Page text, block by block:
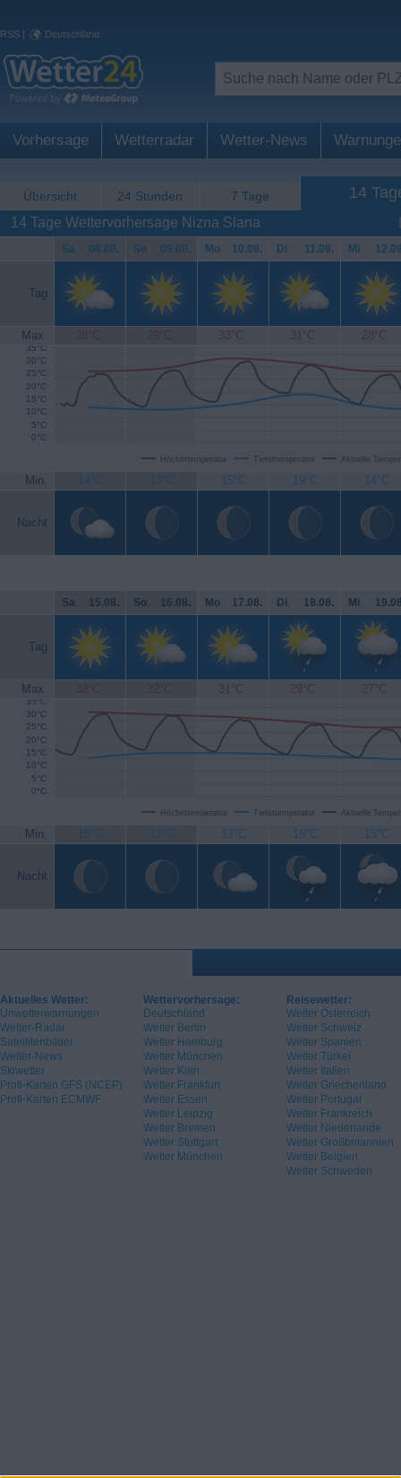
RSS | Deutschland
Vorhersage Wetterradar Wetter-News
Übersicht 24 Stunden 7 Tage 14
14 Tage Wettervorhersage Nizna Slana
Sa. 08.08. So. 09.08. Mo. 10.08. Di. 11.08. Mi.
Tag
Max. 28°C 29°C 33°C 31°C 28°C
Höchsttemperatur Tiefsttemperatur Aktuelle
0°C
5°C
10°C
15°C
20°C
25°C
30°C
35°C
Min. 14°C 13°C 15°C 19°C 14°C
Nacht
Sa. 15.08. So. 16.08. Mo. 17.08. Di. 18.08. Mi.
Tag
Max. 33°C 32°C 31°C 29°C 27°C
Höchsttemperatur Tiefsttemperatur Aktuelle
0°C
5°C
10°C
15°C
20°C
25°C
30°C
35°C
Min. 15°C 17°C 17°C 16°C 15°C
Nacht
Aktuelles Wetter:
Unwetterwarnungen
Wetter-Radar
Satellitenbilder
Wetter-News
Skiwetter
Profi-Karten GFS (NCEP)
Profi-Karten ECMWF
Wettervorhersage:
Deutschland
Wetter Berlin
Wetter Hamburg
Wetter München
Wetter Köln
Wetter Frankfurt
Wetter Essen
Wetter Leipzig
Wetter Bremen
Wetter Stuttgart
Wetter München
Reisewetter:
Wetter Österreich
Wetter Schweiz
Wetter Spanien
Wetter Türkei
Wetter Italien
Wetter Griechenland
Wetter Portugal
Wetter Frankreich
Wetter Niederlande
Wetter Großbritannien
Wetter Belgien
Wetter Schweden